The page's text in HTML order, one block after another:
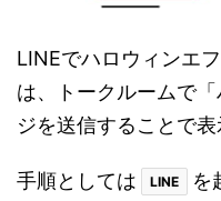
LINEでハロウィンエ
は、トークルームで
ジを送信することで表
手順としては LINE を